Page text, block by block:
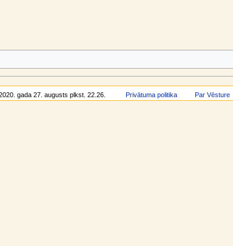
gada 27. augusts plkst. 22.26. Privātuma politika Par Vēsture